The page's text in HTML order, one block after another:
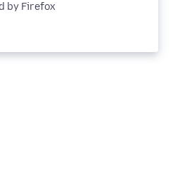
by Firefox